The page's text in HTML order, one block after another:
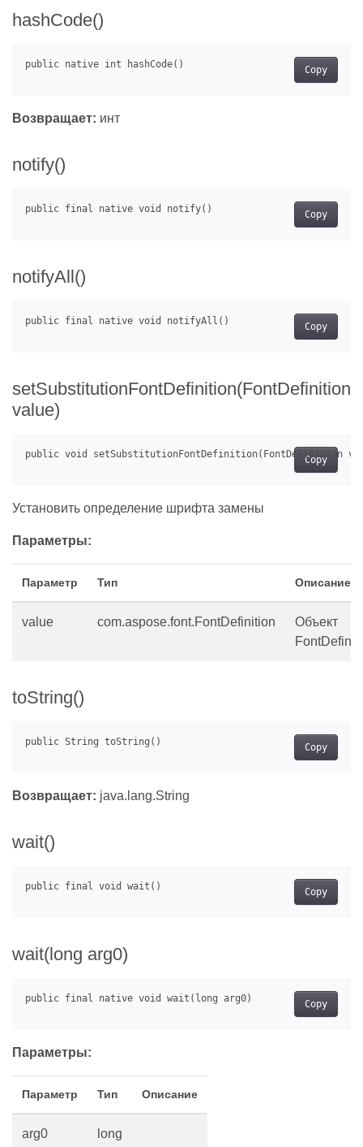
hashCode()
Copy
Возвращает: инт
notify()
Copy
notifyAll()
Copy
setSubstitutionFontDefinition(FontDefinition
value)
Copy
Установить определение шрифта замены
Параметры:
Параметр Тип Описание
value com.aspose.font.FontDefinition
Объект
toString()
Copy
Возвращает: java.lang.String
wait()
Copy
wait(long arg0)
Copy
Параметры:
Параметр Тип Описание
arg0 long